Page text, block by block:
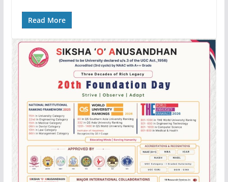
Read More